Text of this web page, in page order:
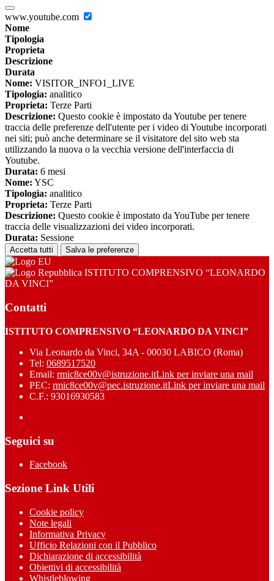
www.youtube.com
Nome
Tipologia
Proprieta
Descrizione
Durata
Nome: VISITOR_INFO1_LIVE
Tipologia: analitico
Proprieta: Terze Parti
Descrizione: Questo cookie è impostato da Youtube per tenere
traccia delle preferenze dell'utente per i video di Youtube incorporati
nei siti; può anche determinare se il visitatore del sito web sta
utilizzando la nuova o la vecchia versione dell'interfaccia di
Youtube.
Durata: 6 mesi
Nome: YSC
Tipologia: analitico
Proprieta: Terze Parti
Descrizione: Questo cookie è impostato da YouTube per tenere
traccia delle visualizzazioni dei video incorporati.
Durata: Sessione
Accetta tutti Salva le preferenze
ISTITUTO COMPRENSIVO “LEONARDO
DA VINCI”
Contatti
ISTITUTO COMPRENSIVO “LEONARDO DA VINCI”
Via Leonardo da Vinci, 34A - 00030 LABICO (Roma)
Tel: 0689517520
Email: rmic8ce00v@istruzione.itLink per inviare una mail
PEC: rmic8ce00v@pec.istruzione.itLink per inviare una mail
C.F.: 93016930583
Seguici su
Facebook
Sezione Link Utili
Cookie policy
Note legali
Informativa Privacy
Ufficio Relazioni con il Pubblico
Dichiarazione di accessibilità
Obiettivi di accessibilità
Whistleblowing